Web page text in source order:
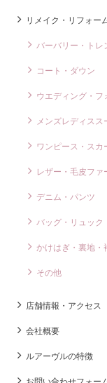
リメイク・リフォー
バーバリー・トレ
コート・ダウン
ウエディング・フ
メンズレディス
ワンピース・スカ
レザー・毛皮ファ
デニム・パンツ
バッグ・リュック
かけはぎ・裏地・
その他
店舗情報・アクセス
会社概要
ルアーヴルの特徴